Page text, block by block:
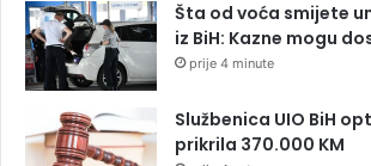
Šta od voća smijete
iz BiH: Kazne mogu
prije 4 minute
Službenica UIO BiH
prikrila 370.000 KM